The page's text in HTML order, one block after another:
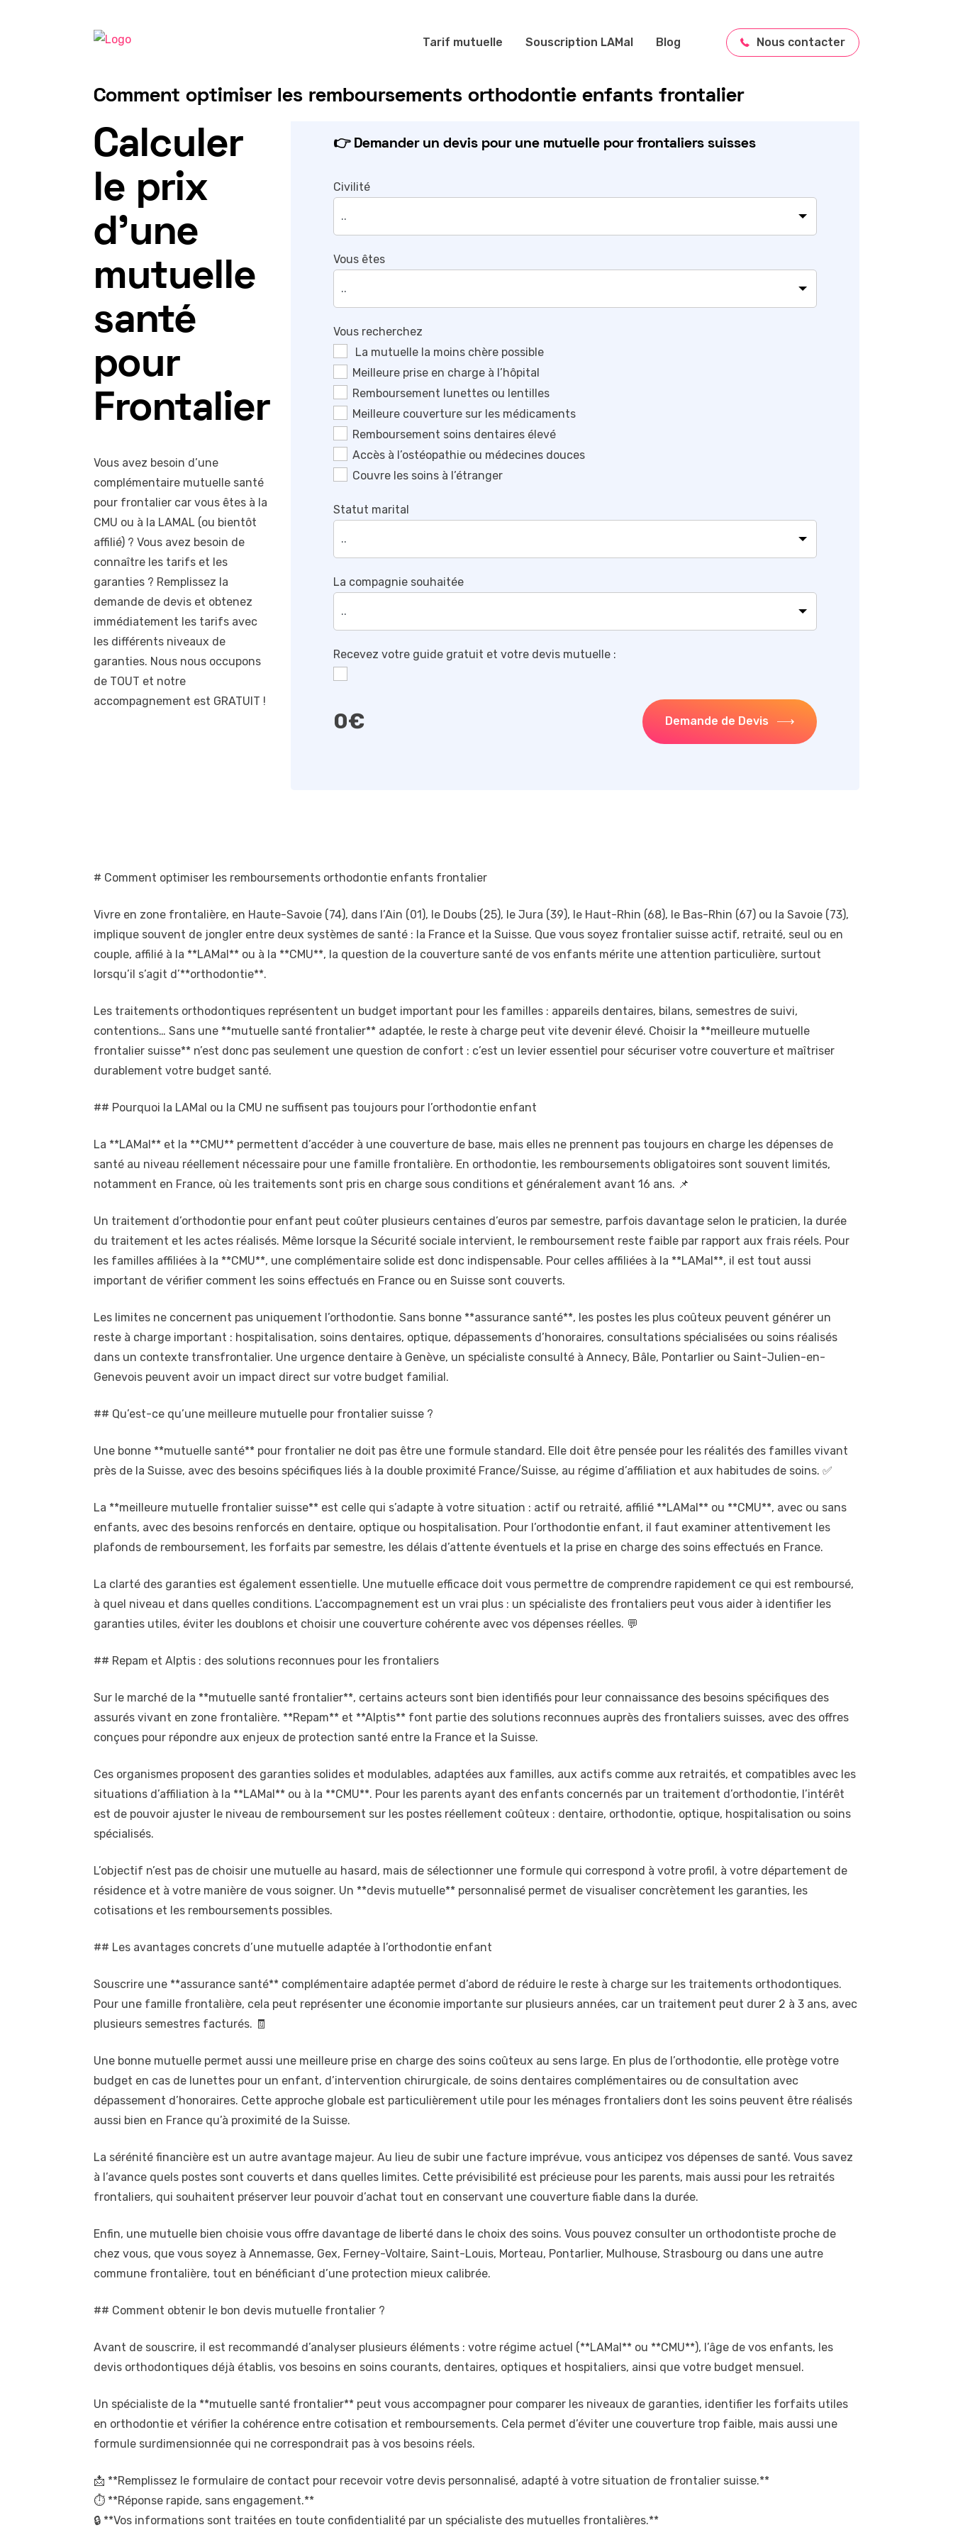
Tarif mutuelle Souscription LAMal Blog Nous contacter
Comment optimiser les remboursements orthodontie enfants frontalier
Tarif mutuelle Frontalier 2025
Calculer
le prix
d'une
mutuelle
santé
pour
Frontalier
Vous avez besoin d’une
complémentaire mutuelle santé
pour frontalier car vous êtes à la
CMU ou à la LAMAL (ou bientôt
affilié) ? Vous avez besoin de
connaître les tarifs et les
garanties ? Remplissez la
demande de devis et obtenez
immédiatement les tarifs avec
les différents niveaux de
garanties. Nous nous occupons
de TOUT et notre
accompagnement est GRATUIT !
👉 Demander un devis pour une mutuelle pour frontaliers suisses
Civilité
Vous êtes
Vous recherchez
La mutuelle la moins chère possible
Meilleure prise en charge à l’hôpital
Remboursement lunettes ou lentilles
Meilleure couverture sur les médicaments
Remboursement soins dentaires élevé
Accès à l’ostéopathie ou médecines douces
Couvre les soins à l’étranger
Statut marital
La compagnie souhaitée
Recevez votre guide gratuit et votre devis mutuelle :
0€ Demande de Devis
# Comment optimiser les remboursements orthodontie enfants frontalier
Vivre en zone frontalière, en Haute-Savoie (74), dans l’Ain (01), le Doubs (25), le Jura (39), le Haut-Rhin (68), le Bas-Rhin (67) ou la Savoie (73),
implique souvent de jongler entre deux systèmes de santé : la France et la Suisse. Que vous soyez frontalier suisse actif, retraité, seul ou en
couple, affilié à la **LAMal** ou à la **CMU**, la question de la couverture santé de vos enfants mérite une attention particulière, surtout
lorsqu’il s’agit d’**orthodontie**.
Les traitements orthodontiques représentent un budget important pour les familles : appareils dentaires, bilans, semestres de suivi,
contentions… Sans une **mutuelle santé frontalier** adaptée, le reste à charge peut vite devenir élevé. Choisir la **meilleure mutuelle
frontalier suisse** n’est donc pas seulement une question de confort : c’est un levier essentiel pour sécuriser votre couverture et maîtriser
durablement votre budget santé.
## Pourquoi la LAMal ou la CMU ne suffisent pas toujours pour l’orthodontie enfant
La **LAMal** et la **CMU** permettent d’accéder à une couverture de base, mais elles ne prennent pas toujours en charge les dépenses de
santé au niveau réellement nécessaire pour une famille frontalière. En orthodontie, les remboursements obligatoires sont souvent limités,
notamment en France, où les traitements sont pris en charge sous conditions et généralement avant 16 ans. 📌
Un traitement d’orthodontie pour enfant peut coûter plusieurs centaines d’euros par semestre, parfois davantage selon le praticien, la durée
du traitement et les actes réalisés. Même lorsque la Sécurité sociale intervient, le remboursement reste faible par rapport aux frais réels. Pour
les familles affiliées à la **CMU**, une complémentaire solide est donc indispensable. Pour celles affiliées à la **LAMal**, il est tout aussi
important de vérifier comment les soins effectués en France ou en Suisse sont couverts.
Les limites ne concernent pas uniquement l’orthodontie. Sans bonne **assurance santé**, les postes les plus coûteux peuvent générer un
reste à charge important : hospitalisation, soins dentaires, optique, dépassements d’honoraires, consultations spécialisées ou soins réalisés
dans un contexte transfrontalier. Une urgence dentaire à Genève, un spécialiste consulté à Annecy, Bâle, Pontarlier ou Saint-Julien-en-
Genevois peuvent avoir un impact direct sur votre budget familial.
## Qu’est-ce qu’une meilleure mutuelle pour frontalier suisse ?
Une bonne **mutuelle santé** pour frontalier ne doit pas être une formule standard. Elle doit être pensée pour les réalités des familles vivant
près de la Suisse, avec des besoins spécifiques liés à la double proximité France/Suisse, au régime d’affiliation et aux habitudes de soins. ✅
La **meilleure mutuelle frontalier suisse** est celle qui s’adapte à votre situation : actif ou retraité, affilié **LAMal** ou **CMU**, avec ou sans
enfants, avec des besoins renforcés en dentaire, optique ou hospitalisation. Pour l’orthodontie enfant, il faut examiner attentivement les
plafonds de remboursement, les forfaits par semestre, les délais d’attente éventuels et la prise en charge des soins effectués en France.
La clarté des garanties est également essentielle. Une mutuelle efficace doit vous permettre de comprendre rapidement ce qui est remboursé,
à quel niveau et dans quelles conditions. L’accompagnement est un vrai plus : un spécialiste des frontaliers peut vous aider à identifier les
garanties utiles, éviter les doublons et choisir une couverture cohérente avec vos dépenses réelles. 💬
## Repam et Alptis : des solutions reconnues pour les frontaliers
Sur le marché de la **mutuelle santé frontalier**, certains acteurs sont bien identifiés pour leur connaissance des besoins spécifiques des
assurés vivant en zone frontalière. **Repam** et **Alptis** font partie des solutions reconnues auprès des frontaliers suisses, avec des offres
conçues pour répondre aux enjeux de protection santé entre la France et la Suisse.
Ces organismes proposent des garanties solides et modulables, adaptées aux familles, aux actifs comme aux retraités, et compatibles avec les
situations d’affiliation à la **LAMal** ou à la **CMU**. Pour les parents ayant des enfants concernés par un traitement d’orthodontie, l’intérêt
est de pouvoir ajuster le niveau de remboursement sur les postes réellement coûteux : dentaire, orthodontie, optique, hospitalisation ou soins
spécialisés.
L’objectif n’est pas de choisir une mutuelle au hasard, mais de sélectionner une formule qui correspond à votre profil, à votre département de
résidence et à votre manière de vous soigner. Un **devis mutuelle** personnalisé permet de visualiser concrètement les garanties, les
cotisations et les remboursements possibles.
## Les avantages concrets d’une mutuelle adaptée à l’orthodontie enfant
Souscrire une **assurance santé** complémentaire adaptée permet d’abord de réduire le reste à charge sur les traitements orthodontiques.
Pour une famille frontalière, cela peut représenter une économie importante sur plusieurs années, car un traitement peut durer 2 à 3 ans, avec
plusieurs semestres facturés. 🧾
Une bonne mutuelle permet aussi une meilleure prise en charge des soins coûteux au sens large. En plus de l’orthodontie, elle protège votre
budget en cas de lunettes pour un enfant, d’intervention chirurgicale, de soins dentaires complémentaires ou de consultation avec
dépassement d’honoraires. Cette approche globale est particulièrement utile pour les ménages frontaliers dont les soins peuvent être réalisés
aussi bien en France qu’à proximité de la Suisse.
La sérénité financière est un autre avantage majeur. Au lieu de subir une facture imprévue, vous anticipez vos dépenses de santé. Vous savez
à l’avance quels postes sont couverts et dans quelles limites. Cette prévisibilité est précieuse pour les parents, mais aussi pour les retraités
frontaliers, qui souhaitent préserver leur pouvoir d’achat tout en conservant une couverture fiable dans la durée.
Enfin, une mutuelle bien choisie vous offre davantage de liberté dans le choix des soins. Vous pouvez consulter un orthodontiste proche de
chez vous, que vous soyez à Annemasse, Gex, Ferney-Voltaire, Saint-Louis, Morteau, Pontarlier, Mulhouse, Strasbourg ou dans une autre
commune frontalière, tout en bénéficiant d’une protection mieux calibrée.
## Comment obtenir le bon devis mutuelle frontalier ?
Avant de souscrire, il est recommandé d’analyser plusieurs éléments : votre régime actuel (**LAMal** ou **CMU**), l’âge de vos enfants, les
devis orthodontiques déjà établis, vos besoins en soins courants, dentaires, optiques et hospitaliers, ainsi que votre budget mensuel.
Un spécialiste de la **mutuelle santé frontalier** peut vous accompagner pour comparer les niveaux de garanties, identifier les forfaits utiles
en orthodontie et vérifier la cohérence entre cotisation et remboursements. Cela permet d’éviter une couverture trop faible, mais aussi une
formule surdimensionnée qui ne correspondrait pas à vos besoins réels.
📩 **Remplissez le formulaire de contact pour recevoir votre devis personnalisé, adapté à votre situation de frontalier suisse.**
⏱️ **Réponse rapide, sans engagement.**
🔒 **Vos informations sont traitées en toute confidentialité par un spécialiste des mutuelles frontalières.**